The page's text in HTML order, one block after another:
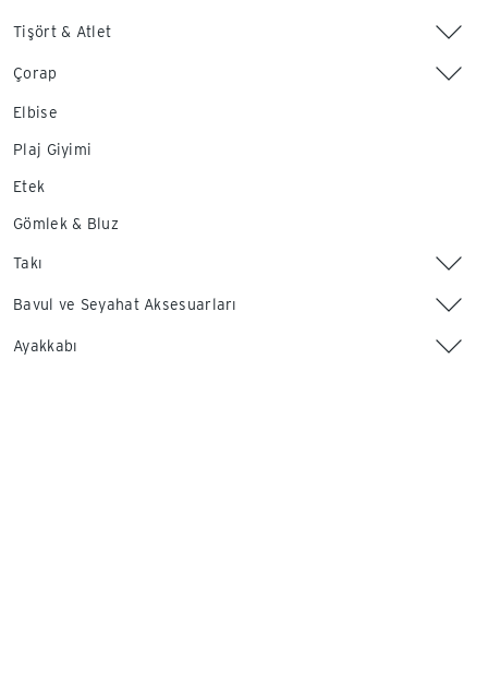
Tişört & Atlet
Çorap
Elbise
Plaj Giyimi
Etek
Gömlek & Bluz
Takı
Bavul ve Seyahat Aksesuarları
Ayakkabı